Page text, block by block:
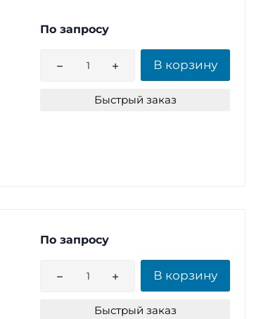
По запросу
В корзину
Быстрый заказ
По запросу
В корзину
Быстрый заказ